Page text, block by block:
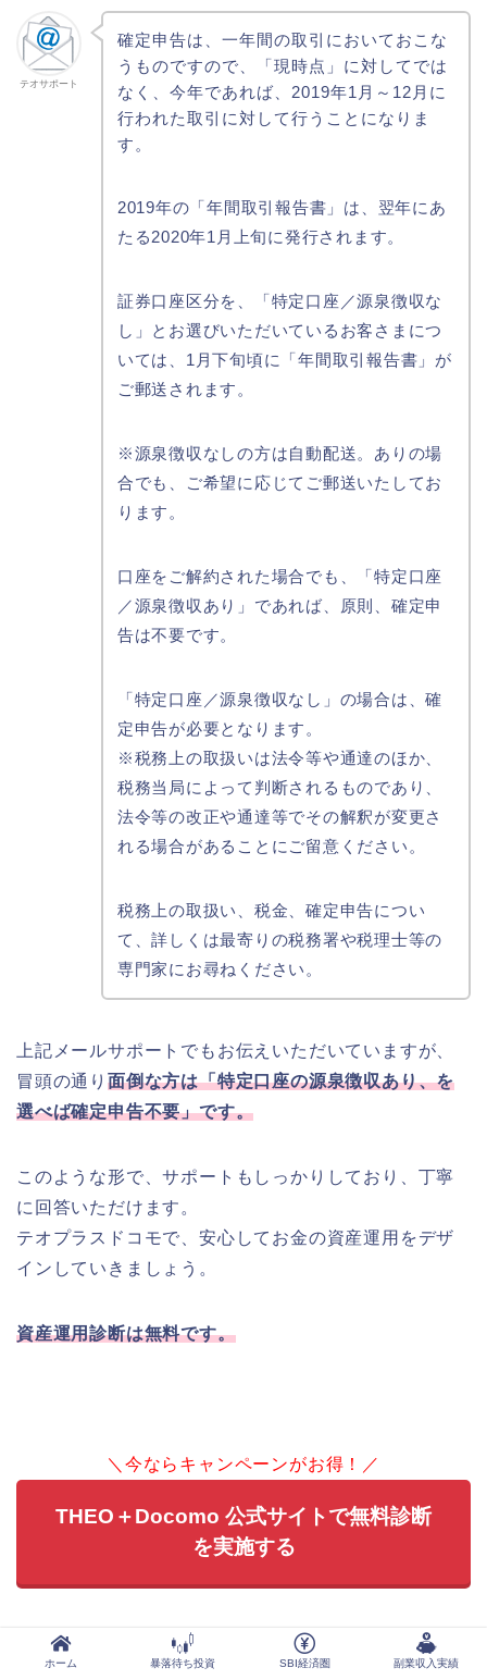
テオサポート
確定申告は、一年間の取引においておこな
うものですので、「現時点」に対してでは
なく、今年であれば、2019年1月～12月に
行われた取引に対して行うことになりま
す。
2019年の「年間取引報告書」は、翌年にあ
たる2020年1月上旬に発行されます。
証券口座区分を、「特定口座／源泉徴収な
し」とお選びいただいているお客さまにつ
いては、1月下旬頃に「年間取引報告書」が
ご郵送されます。
※源泉徴収なしの方は自動配送。ありの場
合でも、ご希望に応じてご郵送いたしてお
ります。
口座をご解約された場合でも、「特定口座
／源泉徴収あり」であれば、原則、確定申
告は不要です。
「特定口座／源泉徴収なし」の場合は、確
定申告が必要となります。
※税務上の取扱いは法令等や通達のほか、
税務当局によって判断されるものであり、
法令等の改正や通達等でその解釈が変更さ
れる場合があることにご留意ください。
税務上の取扱い、税金、確定申告につい
て、詳しくは最寄りの税務署や税理士等の
専門家にお尋ねください。
上記メールサポートでもお伝えいただいていますが、
冒頭の通り 面倒な方は「特定口座の源泉徴収あり、を
選べば確定申告不要」です。
このような形で、サポートもしっかりしており、丁寧
に回答いただけます。
テオプラスドコモで、安心してお金の資産運用をデザ
インしていきましょう。
資産運用診断は無料です。
＼今ならキャンペーンがお得！／
THEO＋Docomo 公式サイトで無料診断
を実施する
ホーム 暴落待ち投資 SBI経済圏 副業収入実績